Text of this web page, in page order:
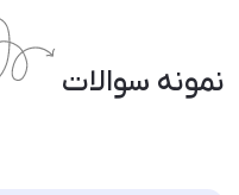
نمونه سوالات